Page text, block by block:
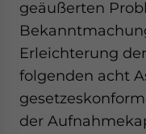
geäußerten
Erleichterung
folgenden acht
der